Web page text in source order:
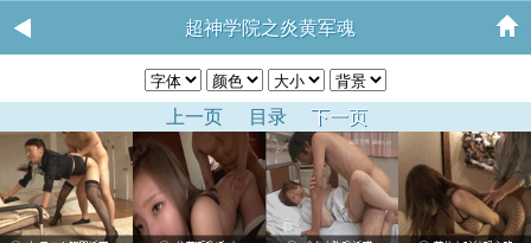
超神学院之炎黄军魂
上一页 目录 下一页